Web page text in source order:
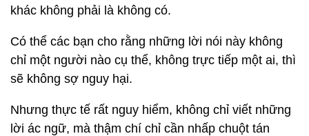
khác không phải là không có.
Có thể các bạn cho rằng những lời nói này không
chỉ một người nào cụ thể, không trực tiếp một ai, thì
sẽ không sợ nguy hại.
Nhưng thực tế rất nguy hiểm, không chỉ viết những
lời ác ngữ, mà thậm chí chỉ cần nhấp chuột tán